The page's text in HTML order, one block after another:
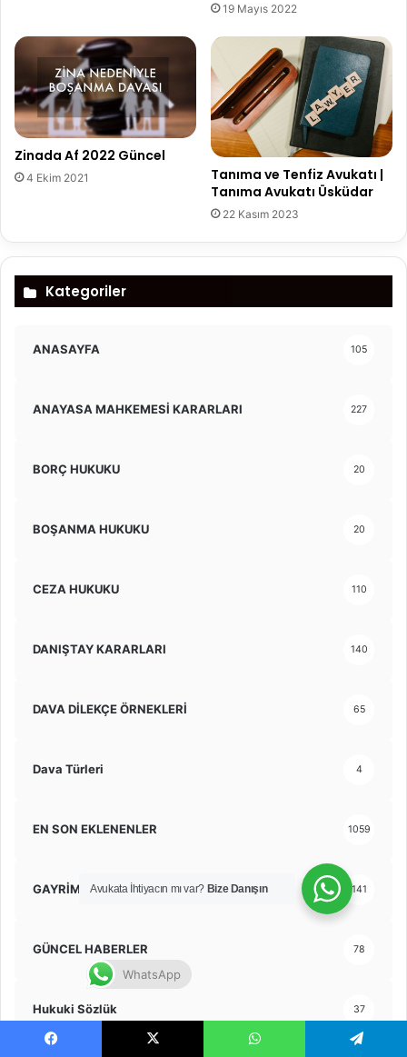
19 Mayıs 2022
Zinada Af 2022 Güncel
4 Ekim 2021
Tanıma ve Tenfiz Avukatı |
Tanıma Avukatı Üsküdar
22 Kasım 2023
Kategoriler
ANASAYFA 105
ANAYASA MAHKEMESİ KARARLARI 227
BORÇ HUKUKU 20
BOŞANMA HUKUKU 20
CEZA HUKUKU 110
DANIŞTAY KARARLARI 140
DAVA DİLEKÇE ÖRNEKLERİ 65
Dava Türleri 4
EN SON EKLENENLER 1059
GAYRİMENKUL HUKUKU 141
GÜNCEL HABERLER 78
Hukuki Sözlük 37
Avukata İhtiyacın mı var? Bize Danışın
WhatsApp